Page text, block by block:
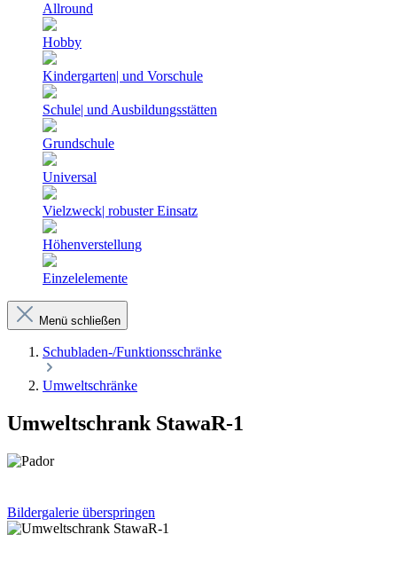
Allround
Hobby
Kindergarten| und Vorschule
Schule| und Ausbildungsstätten
Grundschule
Universal
Vielzweck| robuster Einsatz
Höhenverstellung
Einzelelemente
Menü schließen
Schubladen-/Funktionsschränke
Umweltschränke
Umweltschrank StawaR-1
Bildergalerie überspringen